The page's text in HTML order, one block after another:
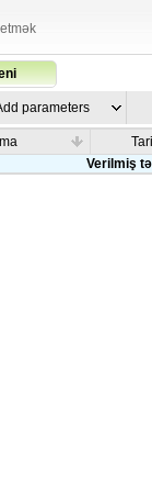
parameters
Verilmiş